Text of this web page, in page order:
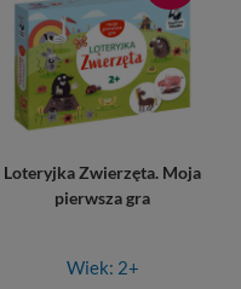
Loteryjka Zwierzęta. Moja
pierwsza gra
Wiek: 2+